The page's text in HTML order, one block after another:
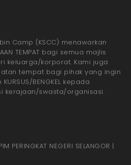
Camp (KSCC) menawarkan
TEMPAT bagi semua majlis
keluarga/korporat. Kami juga
tempat bagi pihak yang ingin
BENGKEL kepada
kerajaan/swasta/organisasi.
PERINGKAT NEGERI SELANGOR |